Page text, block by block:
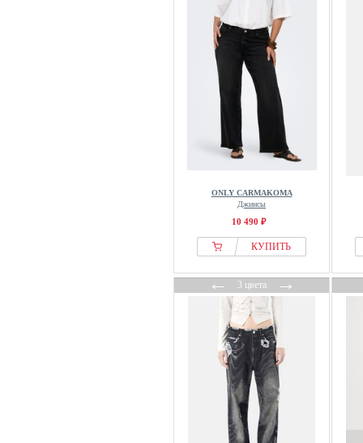
ONLY CARMAKOMA
Джинсы
10 490 ₽
КУПИТЬ
←3 цвета→